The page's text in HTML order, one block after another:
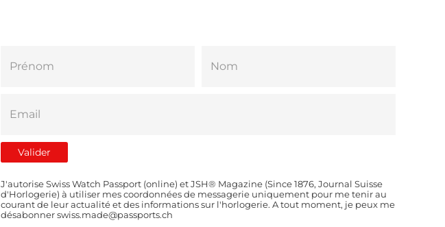
J'autorise Swiss Watch Passport (online) et JSH® Magazine (Since 1876, Journal Suisse
d'Horlogerie) à utiliser mes coordonnées de messagerie uniquement pour me tenir au
courant de leur actualité et des informations sur l'horlogerie. A tout moment, je peux me
désabonner swiss.made@passports.ch